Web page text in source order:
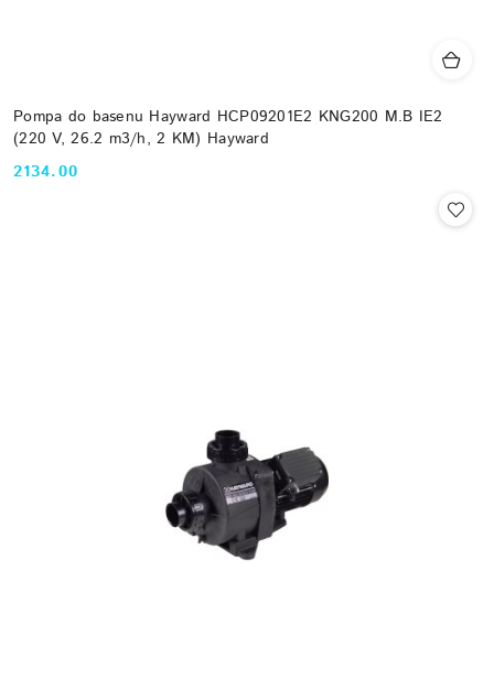
Pompa do basenu Hayward HCP09201E2 KNG200 M.B IE2
(220 V, 26.2 m3/h, 2 KM) Hayward
Cena:
2134.00